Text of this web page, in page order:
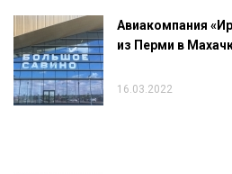
Авиакомпания
из Перми в
16.03.2022